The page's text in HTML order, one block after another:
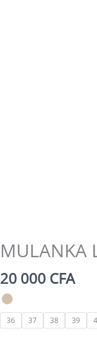
MULANKA
20 000 CFA
36 37 38 39